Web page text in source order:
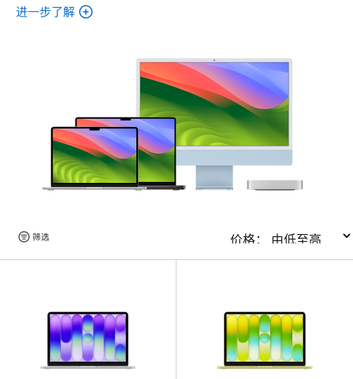
进一步了解
Mac。
览
筛选